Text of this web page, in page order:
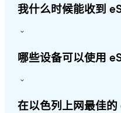
我什么时候能收到
哪些设备可以使用
在以色列上网最佳的